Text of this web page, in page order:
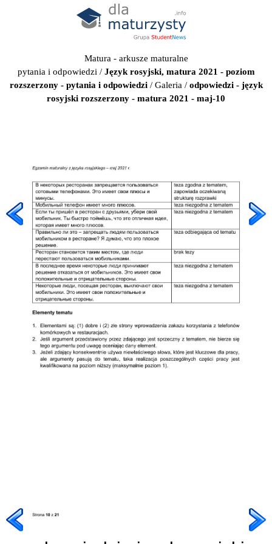
Matura - arkusze maturalne
pytania i odpowiedzi / Język rosyjski, matura 2021 - poziom
rozszerzony - pytania i odpowiedzi/ Galeria / odpowiedzi - język
rosyjski rozszerzony - matura 2021 - maj-10